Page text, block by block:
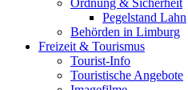
Ordnung & Sicherheit
Pegelstand Lahn
Behörden in Limburg
Freizeit & Tourismus
Tourist-Info
Touristische Angebote